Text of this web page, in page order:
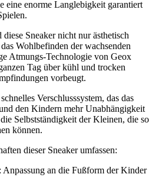
eine enorme Langlebigkeit garantiert
Sneaker nicht nur ästhetisch
Wohlbefinden der wachsenden
Atmungs-Technologie von Geox
Tag über kühl und trocken
vorbeugt.
Verschlusssystem, das das
den Kindern mehr Unabhängigkeit
Selbstständigkeit der Kleinen, die so
können.
dieser Sneaker umfassen:
: Anpassung an die Fußform der Kinder